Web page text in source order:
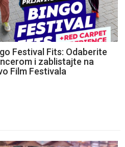
Festival Fits: Odaberite
i zablistajte na
Film Festivala